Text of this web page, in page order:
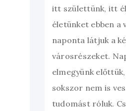
itt születtünk, itt
életünket ebben a
naponta látjuk a
városrészeket.
elmegyünk
sokszor nem is
tudomást róluk.